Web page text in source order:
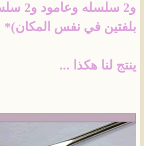
و2
بلفتين في نفس المكان)*
ينتج لنا هكذا ...